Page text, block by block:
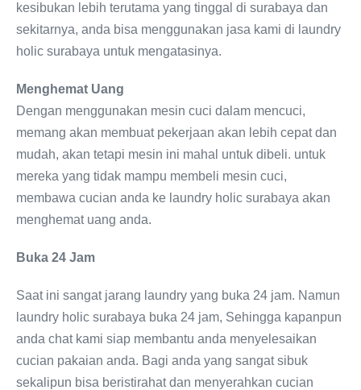
kesibukan lebih terutama yang tinggal di surabaya dan
sekitarnya, anda bisa menggunakan jasa kami di laundry
holic surabaya untuk mengatasinya.
Menghemat Uang
Dengan menggunakan mesin cuci dalam mencuci,
memang akan membuat pekerjaan akan lebih cepat dan
mudah, akan tetapi mesin ini mahal untuk dibeli. untuk
mereka yang tidak mampu membeli mesin cuci,
membawa cucian anda ke laundry holic surabaya akan
menghemat uang anda.
Buka 24 Jam
Saat ini sangat jarang laundry yang buka 24 jam. Namun
laundry holic surabaya buka 24 jam, Sehingga kapanpun
anda chat kami siap membantu anda menyelesaikan
cucian pakaian anda. Bagi anda yang sangat sibuk
sekalipun bisa beristirahat dan menyerahkan cucian